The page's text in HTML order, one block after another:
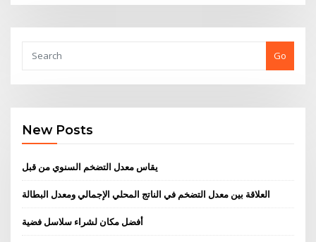
Go
New Posts
يقاس معدل التضخم السنوي من قبل
العلاقة بين معدل التضخم في الناتج المحلي الإجمالي ومعدل البطالة
أفضل مكان لشراء سلاسل فضية